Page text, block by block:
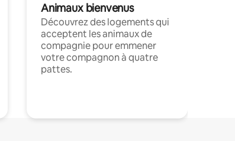
Animaux bienvenus
Découvrez des logements qui
acceptent les animaux de
compagnie pour emmener
votre compagnon à quatre
pattes.